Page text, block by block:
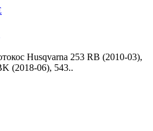
Husqvarna 253 RB (2010-03),
(2018-06), 543..